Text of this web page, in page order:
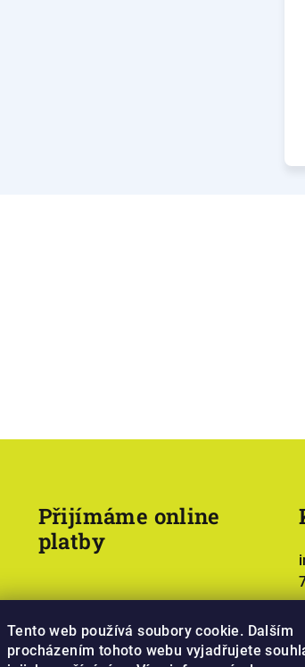
Tento web používá soubory cookie. Dalším
procházením tohoto webu vyjadřujete
Přijímáme online
platby